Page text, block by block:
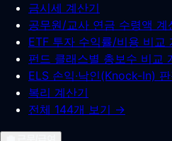
금시세 계산기
공무원/교사 연금 수령액 계
ETF 투자 수익률/비용 비교
펀드 클래스별 총보수 비교
ELS 손익·낙인(Knock-In)
복리 계산기
전체 144개 보기 →